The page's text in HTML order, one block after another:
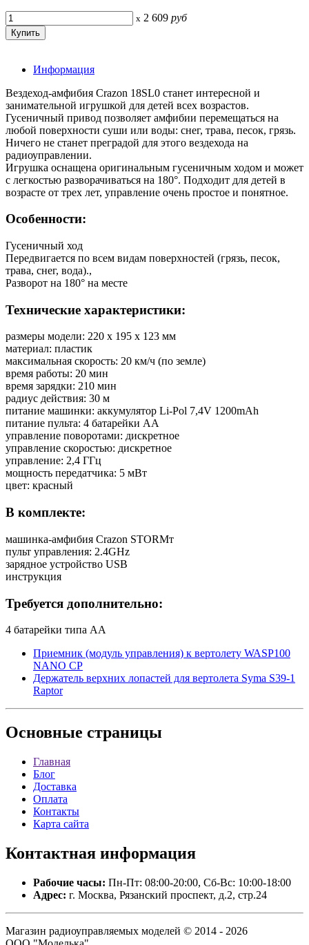
x 2 609 руб
Информация
Вездеход-амфибия Crazon 18SL0 станет интересной и
занимательной игрушкой для детей всех возрастов.
Гусеничный привод позволяет амфибии перемещаться на
любой поверхности суши или воды: снег, трава, песок, грязь.
Ничего не станет преградой для этого вездехода на
радиоуправлении.
Игрушка оснащена оригинальным гусеничным ходом и может
с легкостью разворачиваться на 180°. Подходит для детей в
возрасте от трех лет, управление очень простое и понятное.
Особенности:
Гусеничный ход
Передвигается по всем видам поверхностей (грязь, песок,
трава, снег, вода).,
Разворот на 180° на месте
Технические характеристики:
размеры модели: 220 x 195 x 123 мм
материал: пластик
максимальная скорость: 20 км/ч (по земле)
время работы: 20 мин
время зарядки: 210 мин
радиус действия: 30 м
питание машинки: аккумулятор Li-Pol 7,4V 1200mAh
питание пульта: 4 батарейки AA
управление поворотами: дискретное
управление скоростью: дискретное
управление: 2,4 ГГц
мощность передатчика: 5 мВт
цвет: красный
В комплекте:
машинка-амфибия Crazon STORMт
пульт управления: 2.4GHz
зарядное устройство USB
инструкция
Требуется дополнительно:
4 батарейки типа АА
Приемник (модуль управления) к вертолету WASP100
NANO CP
Держатель верхних лопастей для вертолета Syma S39-1
Raptor
Основные страницы
Главная
Блог
Доставка
Оплата
Контакты
Карта сайта
Контактная информация
Рабочие часы: Пн-Пт: 08:00-20:00, Сб-Вс: 10:00-18:00
Адрес: г. Москва, Рязанский проспект, д.2, стр.24
Магазин радиоуправляемых моделей © 2014 - 2026